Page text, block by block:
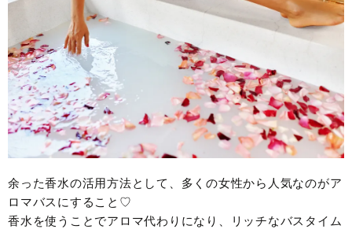
余った香水の活用方法として、多くの女性から人気なのがア
ロマバスにすること♡
香水を使うことでアロマ代わりになり、リッチなバスタイム